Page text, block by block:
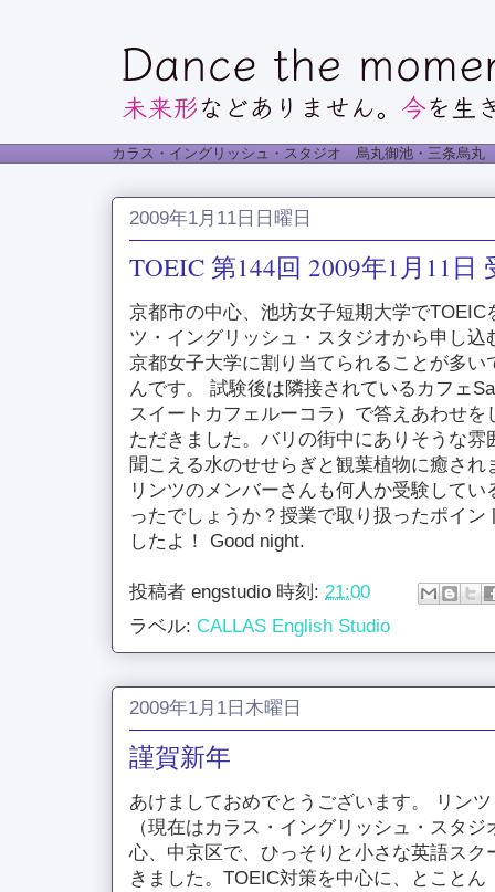
カラス・イングリッシュ・スタジオ 烏丸御池・三条烏
2009年1月11日日曜日
TOEIC 第144回 2009年1月11日
京都市の中心、池坊女子短期大学で
ツ・イングリッシュ・スタジオから申し
京都女子大学に割り当てられることが多
んです。 試験後は隣接されているカフェ
スイートカフェルーコラ）で答えあわせ
ただきました。バリの街中にありそうな
聞こえる水のせせらぎと観葉植物に癒さ
リンツのメンバーさんも何人か受験して
ったでしょうか？授業で取り扱ったポイ
したよ！ Good night.
投稿者 engstudio 時刻: 21:00
ラベル: CALLAS English Studio
2009年1月1日木曜日
謹賀新年
あけましておめでとうございます。 リン
（現在はカラス・イングリッシュ・スタ
心、中京区で、ひっそりと小さな英語ス
きました。TOEIC対策を中心に、とこと